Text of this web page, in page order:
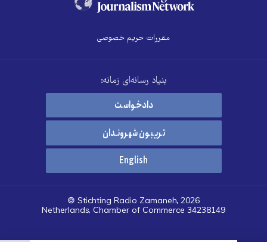
مقررات حریم خصوصی
بنیاد رسانه‌ای زمانه:
دادخواست
تریبون شهروندان
English
© Stichting Radio Zamaneh, 2026
Netherlands, Chamber of Commerce 34238149